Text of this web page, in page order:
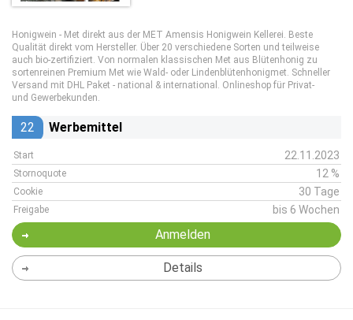
Honigwein - Met direkt aus der MET Amensis Honigwein Kellerei. Beste
Qualität direkt vom Hersteller. Über 20 verschiedene Sorten und teilweise
auch bio-zertifiziert. Von normalen klassischen Met aus Blütenhonig zu
sortenreinen Premium Met wie Wald- oder Lindenblütenhonigmet. Schneller
Versand mit DHL Paket - national & international. Onlineshop für Privat-
und Gewerbekunden.
22 Werbemittel
Start 22.11.2023
Stornoquote 12 %
Cookie 30 Tage
Freigabe bis 6 Wochen
Anmelden
Details